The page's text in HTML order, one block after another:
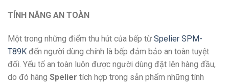
TÍNH NĂNG AN TOÀN
Một trong những điểm thu hút của bếp từ Spelier SPM-
T89K đến người dùng chính là bếp đảm bảo an toàn tuyệt
đối. Yếu tố an toàn luôn được người dùng đặt lên hàng đầu,
do đó hãng Spelier tích hợp trong sản phẩm những tính